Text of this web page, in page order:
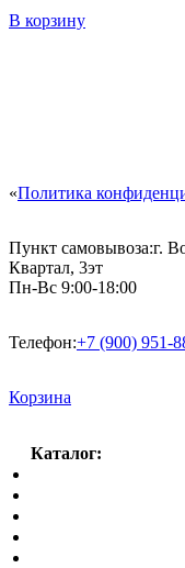
В корзину
«Политика
Пункт самовывоза:г.
Квартал, 3эт
Пн-Вс 9:00-18:00
Телефон:+7 (900) 951-
Корзина
Каталог: